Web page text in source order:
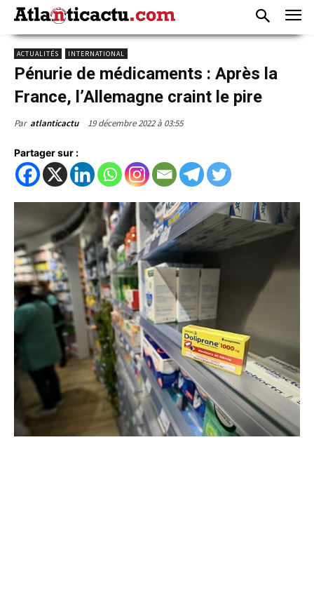
ACTUALITÉS INTERNATIONAL
Pénurie de médicaments : Après la
France, l’Allemagne craint le pire
Par atlanticactu 19 décembre 2022 à 03:55
Partager sur :